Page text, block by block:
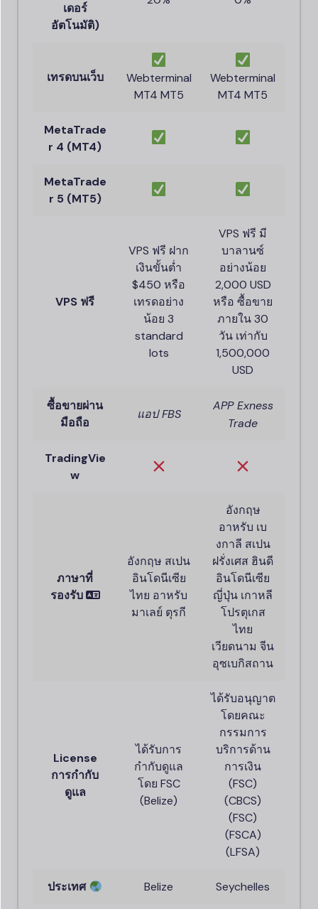
เดอร์
อัตโนมัติ)
เทรดบนเว็บ
Webterminal
MT4 MT5
Webterminal
MT4 MT5
MetaTrade
r 4 (MT4)
MetaTrade
r 5 (MT5)
VPS ฟรี
VPS ฟรี ฝาก
เงินขั้นต่ำ
$450 หรือ
เทรดอย่าง
น้อย 3
standard
lots
VPS ฟรี มี
บาลานซ์
อย่างน้อย
2,000 USD
หรือ ซื้อขาย
ภายใน 30
วัน เท่ากับ
1,500,000
USD
ซื้อขายผ่าน
มือถือ
แอปFBS
APPExness
Trade
TradingVie
w
ภาษาที่
รองรับ
อังกฤษ สเปน
อินโดนีเซีย
ไทย อาหรับ
มาเลย์ ตุรกี
อังกฤษ
อาหรับ เบ
งกาลี สเปน
ฝรั่งเศส ฮินดี
อินโดนีเซีย
ญี่ปุ่น เกาหลี
โปรตุเกส
ไทย
เวียดนาม จีน
อุซเบกิสถาน
License
การกำกับ
ดูแล
ได้รับการ
กำกับดูแล
โดย FSC
(Belize)
ได้รับอนุญาต
โดยคณะ
กรรมการ
บริการด้าน
การเงิน
(FSC)
(CBCS)
(FSC)
(FSCA)
(LFSA)
ประเทศ Belize Seychelles